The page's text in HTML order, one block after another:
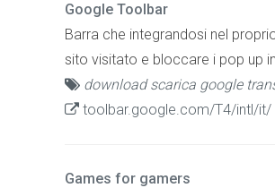
Google Toolbar
Barra che integrandosi nel
sito visitato e bloccare i pop up
download scarica google
toolbar.google.com/T4/intl/it/
Games for gamers